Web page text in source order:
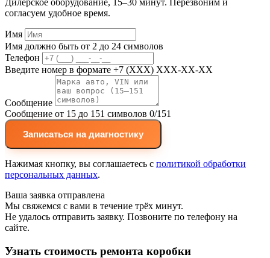
Дилерское оборудование, 15–30 минут. Перезвоним и
согласуем удобное время.
Имя
Имя должно быть от 2 до 24 символов
Телефон
Введите номер в формате +7 (XXX) XXX-XX-XX
Сообщение
Сообщение от 15 до 151 символов 0/151
Записаться на диагностику
Нажимая кнопку, вы соглашаетесь с политикой обработки
персональных данных.
Ваша заявка отправлена
Мы свяжемся с вами в течение трёх минут.
Не удалось отправить заявку. Позвоните по телефону на
сайте.
Узнать стоимость ремонта коробки